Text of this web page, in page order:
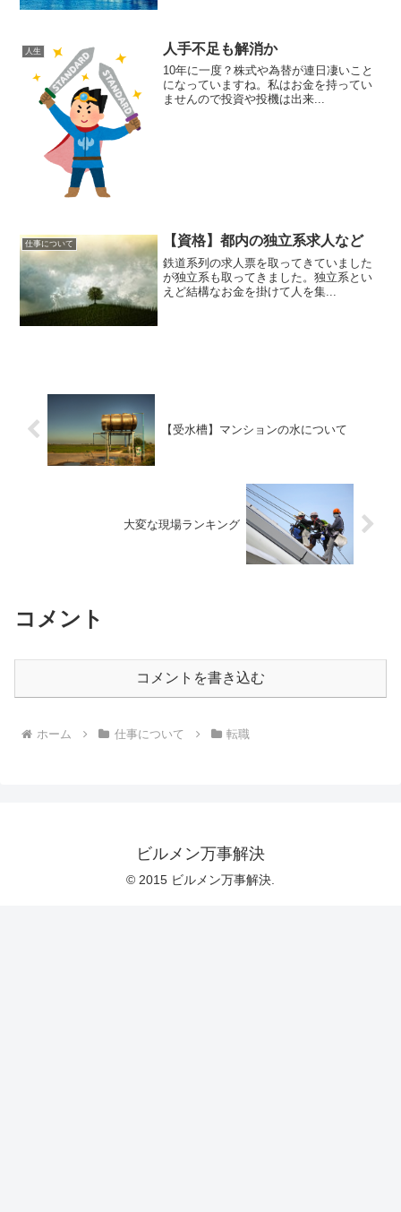
人生 人手不足も解消か
10年に一度？株式や為替が連日凄いこと
になっていますね。私はお金を持ってい
ませんので投資や投機は出来...
仕事について 【資格】都内の独立系求人など
鉄道系列の求人票を取ってきていました
が独立系も取ってきました。独立系とい
えど結構なお金を掛けて人を集...
【受水槽】マンションの水について
大変な現場ランキング
コメント
コメントを書き込む
ホーム 仕事について 転職
ビルメン万事解決
© 2015 ビルメン万事解決.